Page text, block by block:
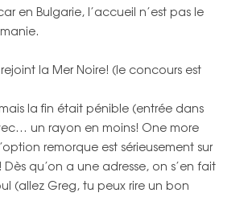
en Bulgarie, l’accueil n’est pas le
la Mer Noire! (le concours est
la fin était pénible (entrée dans
un rayon en moins! One more
remorque est sérieusement sur
qu’on a une adresse, on s’en fait
(allez Greg, tu peux rire un bon